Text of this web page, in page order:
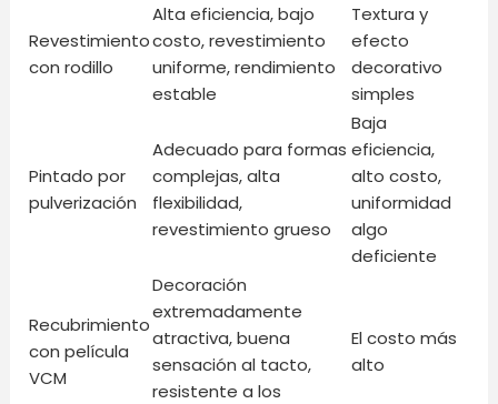
Revestimiento
con rodillo
Alta eficiencia, bajo
costo, revestimiento
uniforme, rendimiento
estable
Textura y
efecto
decorativo
simples
Pintado por
pulverización
Adecuado para formas
complejas, alta
flexibilidad,
revestimiento grueso
Baja
eficiencia,
alto costo,
uniformidad
algo
deficiente
Recubrimiento
con película
VCM
Decoración
extremadamente
atractiva, buena
sensación al tacto,
resistente a los
El costo más
alto